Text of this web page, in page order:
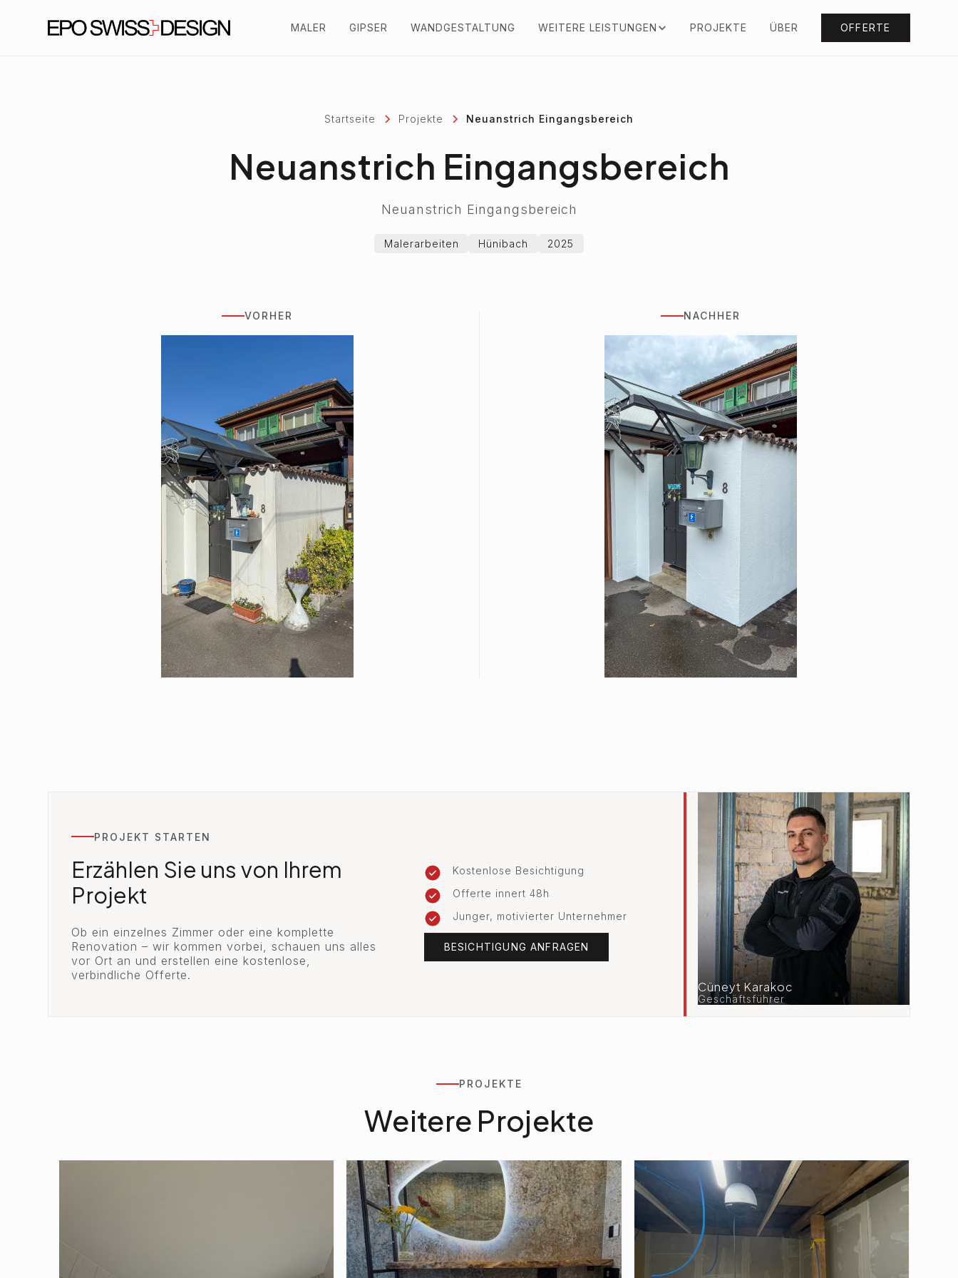
MALER GIPSER WANDGESTALTUNG WEITERE LEISTUNGEN PROJEKTE ÜBER OFFERTE
Startseite Projekte Neuanstrich Eingangsbereich
Neuanstrich Eingangsbereich
Neuanstrich Eingangsbereich
Malerarbeiten Hünibach 2025
VORHER NACHHER
PROJEKT STARTEN
Erzählen Sie uns von Ihrem
Projekt
Ob ein einzelnes Zimmer oder eine komplette
Renovation – wir kommen vorbei, schauen uns alles
vor Ort an und erstellen eine kostenlose,
verbindliche Offerte.
Kostenlose Besichtigung
Offerte innert 48h
Junger, motivierter Unternehmer
BESICHTIGUNG ANFRAGEN
Cüneyt Karakoc
Geschäftsführer
PROJEKTE
Weitere Projekte